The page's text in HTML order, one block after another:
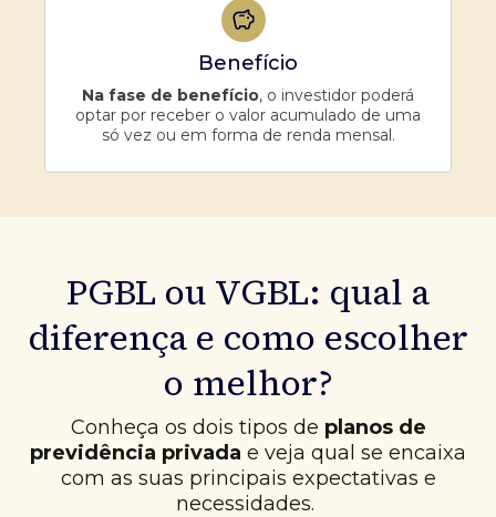
Benefício
Na fase de benefício, o investidor poderá
optar por receber o valor acumulado de uma
só vez ou em forma de renda mensal.
PGBL ou VGBL: qual a
diferença e como escolher
o melhor?
Conheça os dois tipos de planos de
previdência privada e veja qual se encaixa
com as suas principais expectativas e
necessidades.